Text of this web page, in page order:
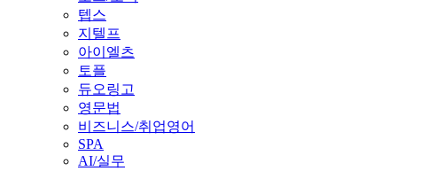
텝스
지텔프
아이엘츠
토플
듀오링고
영문법
비즈니스/취업영어
SPA
AI/실무